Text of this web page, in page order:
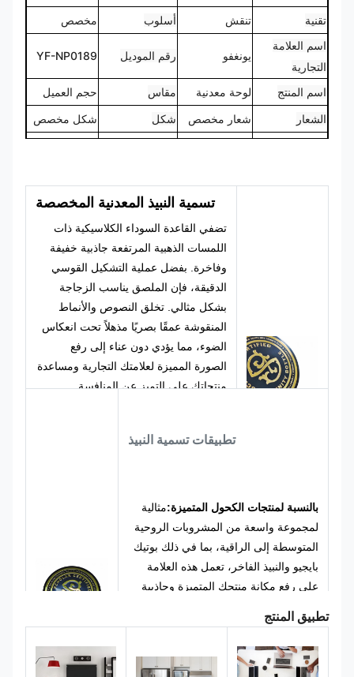
تنقش أسلوب
مخصص
اسم العلامة
التجارية
يونغفو رقم الموديل YF-NP0189
اسم المنتج لوحة معدنية مقاس
حجم العميل
الشعار
شعار مخصص شكل شكل مخصص
تسمية النبيذ المعدنية المخصصة
تضفي القاعدة السوداء الكلاسيكية ذات
اللمسات الذهبية المرتفعة جاذبية خفيفة
وفاخرة. بفضل عملية التشكيل القوسي
الدقيقة، فإن الملصق يناسب الزجاجة
بشكل مثالي. تخلق النصوص والأنماط
المنقوشة عمقًا بصريًا مذهلاً تحت انعكاس
الضوء، مما يؤدي دون عناء إلى رفع
الصورة المميزة لعلامتك التجارية ومساعدة
منتجاتك على التميز عن المنافسة.
وتفاصيل عملية لتتناسب مع هوية علامتك
الفاخر أو بوتيك بايجيو، يمكننا تصميم علامة
مخصصة تكون فريدة لك.
تطبيقات تسمية النبيذ
بالنسبة لمنتجات الكحول المتميزة:مثالية
لمجموعة واسعة من المشروبات الروحية
المتوسطة إلى الراقية، بما في ذلك بوتيك
بايجيو والنبيذ الفاخر، تعمل هذه العلامة
على رفع مكانة منتجك المتميزة وجاذبية
التميز وجذب انتباه المستهلكين على
الرفوف المزدحمة.
بالنسبة لصناديق الهدايا وإصدارات هواة
تطبيق المنتج